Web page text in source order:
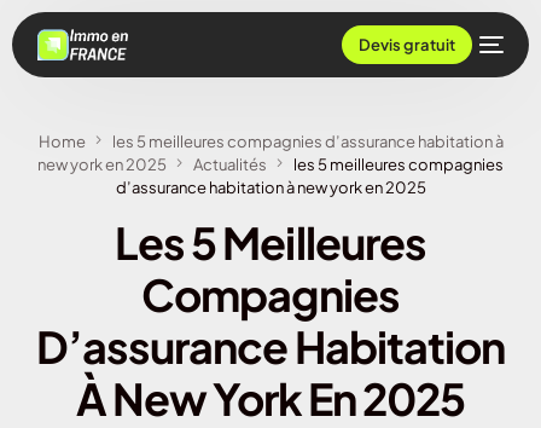
Devis gratuit
Home
les 5 meilleures compagnies d’assurance habitation à
new york en 2025
Actualités
les 5 meilleures compagnies
d’assurance habitation à new york en 2025
Les 5 Meilleures
Compagnies
D’assurance Habitation
À New York En 2025